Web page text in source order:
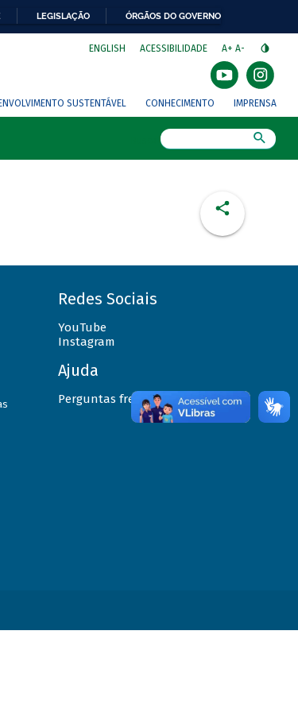
LEGISLAÇÃO ÓRGÃOS DO GOVERNO
ENGLISH ACESSIBILIDADE A+ A-
SUSTENTÁVEL CONHECIMENTO IMPRENSA
Redes Sociais
YouTube
Instagram
Ajuda
Perguntas frequentes